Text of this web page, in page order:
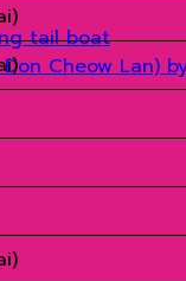
tail boat
Cheow Lan)